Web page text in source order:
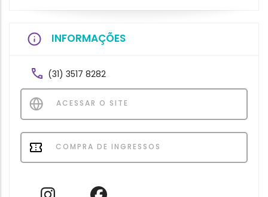
INFORMAÇÕES
(31) 3517 8282
ACESSAR O SITE
COMPRA DE INGRESSOS